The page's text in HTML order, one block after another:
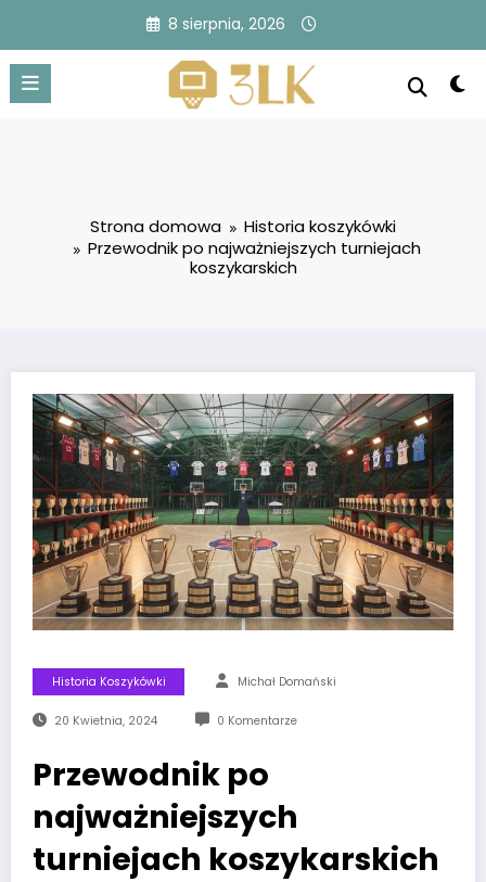
treści
8 sierpnia, 2026
Strona domowa
Historia koszykówki
Przewodnik po najważniejszych turniejach
koszykarskich
Historia Koszykówki Michał Domański
20 Kwietnia, 2024 0 Komentarze
Przewodnik po
najważniejszych
turniejach koszykarskich